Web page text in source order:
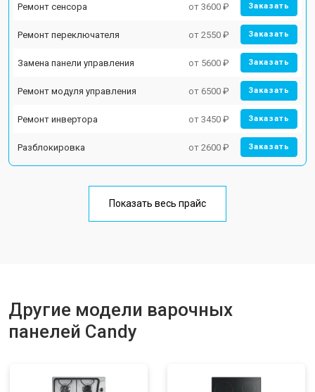
Ремонт сенсора от 3600 ₽ Заказать
Ремонт переключателя от 2550 ₽ Заказать
Замена панели управления от 5600 ₽ Заказать
Ремонт модуля управления от 6500 ₽ Заказать
Ремонт инвертора от 3450 ₽ Заказать
Разблокировка от 2600 ₽ Заказать
Показать весь прайс
Другие модели варочных
панелей Candy